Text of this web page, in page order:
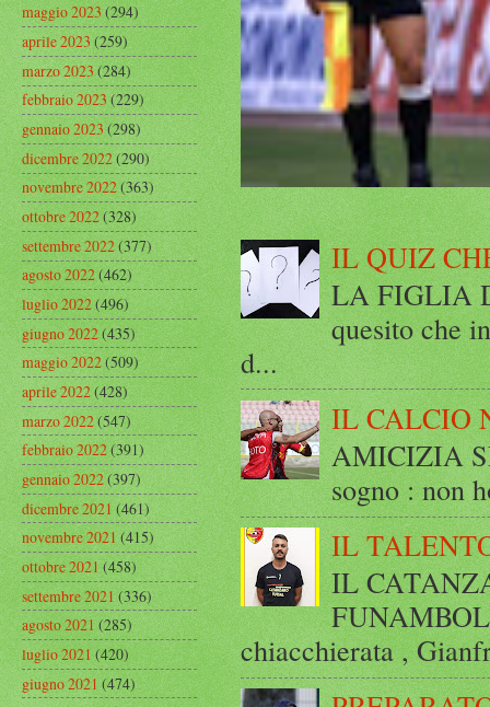
IL QUIZ
LA FIGLIA
quesito che
d...
IL CALCIO
AMICIZIA
sogno : non
IL
IL
chiacchierata ,
maggio 2023(294)
aprile 2023(259)
marzo 2023(284)
febbraio 2023(229)
gennaio 2023(298)
dicembre 2022(290)
novembre 2022(363)
ottobre 2022(328)
settembre 2022(377)
agosto 2022(462)
luglio 2022(496)
giugno 2022(435)
maggio 2022(509)
aprile 2022(428)
marzo 2022(547)
febbraio 2022(391)
gennaio 2022(397)
dicembre 2021(461)
novembre 2021(415)
ottobre 2021(458)
settembre 2021(336)
agosto 2021(285)
luglio 2021(420)
giugno 2021(474)